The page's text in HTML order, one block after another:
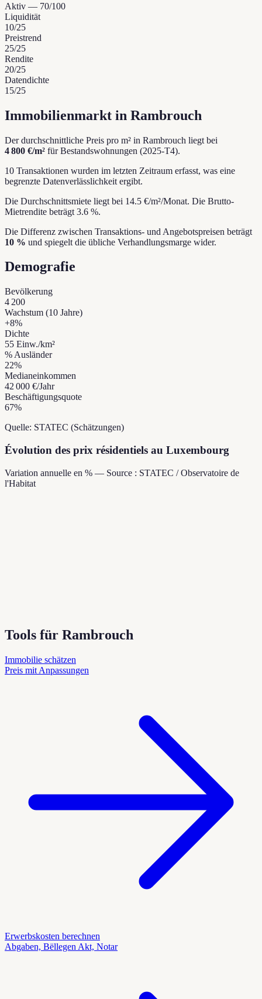
Aktiv — 70/100
Liquidität
10/25
Preistrend
25/25
Rendite
20/25
Datendichte
15/25
Immobilienmarkt in Rambrouch
Der durchschnittliche Preis pro m² in Rambrouch liegt bei
4 800 €/m² für Bestandswohnungen (2025-T4).
10 Transaktionen wurden im letzten Zeitraum erfasst, was eine
begrenzte Datenverlässlichkeit ergibt.
Die Durchschnittsmiete liegt bei 14.5 €/m²/Monat. Die Brutto-
Mietrendite beträgt 3.6 %.
Die Differenz zwischen Transaktions- und Angebotspreisen beträgt
10 % und spiegelt die übliche Verhandlungsmarge wider.
Demografie
Bevölkerung
4 200
Wachstum (10 Jahre)
+8%
Dichte
55 Einw./km²
% Ausländer
22%
Medianeinkommen
42 000 €/Jahr
Beschäftigungsquote
67%
Quelle: STATEC (Schätzungen)
Évolution des prix résidentiels au Luxembourg
Variation annuelle en % — Source : STATEC / Observatoire de
l'Habitat
Tools für Rambrouch
Immobilie schätzen
Preis mit Anpassungen
Erwerbskosten berechnen
Abgaben, Bëllegen Akt, Notar